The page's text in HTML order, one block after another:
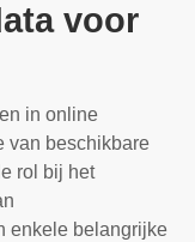
voor
in online
van beschikbare
rol bij het
enkele belangrijke